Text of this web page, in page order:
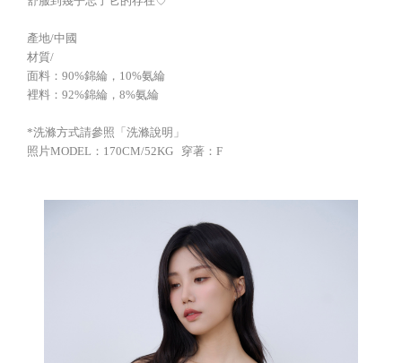
產地/中國
材質/
面料：90%錦綸，10%氨綸
裡料：92%錦綸，8%氨綸
*洗滌方式請參照「洗滌說明」
照片MODEL：170CM/52KG 穿著：F